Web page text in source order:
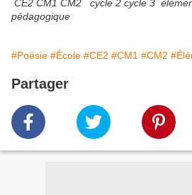
CE2 CM1 CM2 cycle 2 cycle 3
pédagogique
#Poésie #École #CE2 #CM1 #CM2
Partager